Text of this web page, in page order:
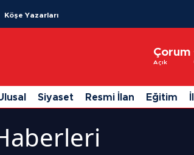
Köşe Yazarları
Çorum
Açık
Ağrı
Siyaset Resmi İlan Eğitim